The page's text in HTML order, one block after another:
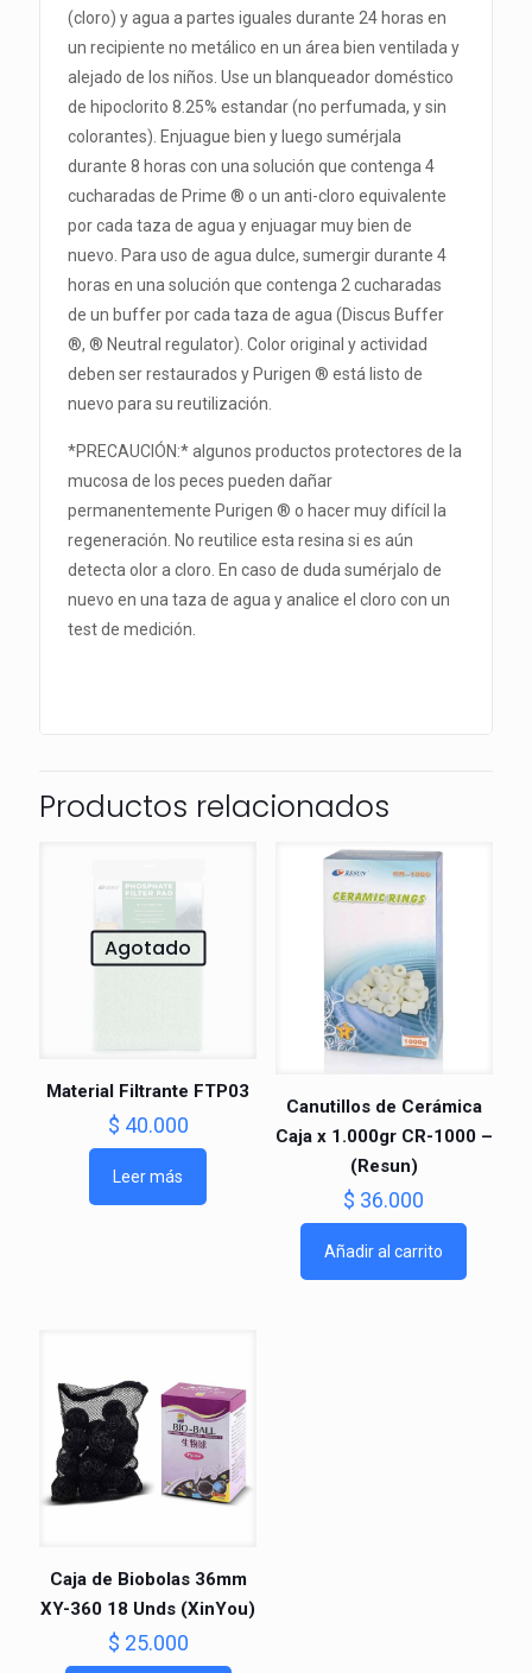
(cloro) y agua a partes iguales durante 24 horas en
un recipiente no metálico en un área bien ventilada y
alejado de los niños. Use un blanqueador doméstico
de hipoclorito 8.25% estandar (no perfumada, y sin
colorantes). Enjuague bien y luego sumérjala
durante 8 horas con una solución que contenga 4
cucharadas de Prime ® o un anti-cloro equivalente
por cada taza de agua y enjuagar muy bien de
nuevo. Para uso de agua dulce, sumergir durante 4
horas en una solución que contenga 2 cucharadas
de un buffer por cada taza de agua (Discus Buffer
®, ® Neutral regulator). Color original y actividad
deben ser restaurados y Purigen ® está listo de
nuevo para su reutilización.
*PRECAUCIÓN:* algunos productos protectores de la
mucosa de los peces pueden dañar
permanentemente Purigen ® o hacer muy difícil la
regeneración. No reutilice esta resina si es aún
detecta olor a cloro. En caso de duda sumérjalo de
nuevo en una taza de agua y analice el cloro con un
test de medición.
Productos relacionados
Agotado
Material Filtrante FTP03
$ 40.000
Leer más
Canutillos de Cerámica
Caja x 1.000gr CR-1000 –
(Resun)
$ 36.000
Añadir al carrito
Caja de Biobolas 36mm
XY-360 18 Unds (XinYou)
$ 25.000